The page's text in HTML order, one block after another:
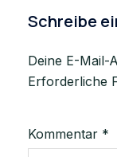
Schreibe
Deine E-Mail-
Erforderliche
Kommentar *